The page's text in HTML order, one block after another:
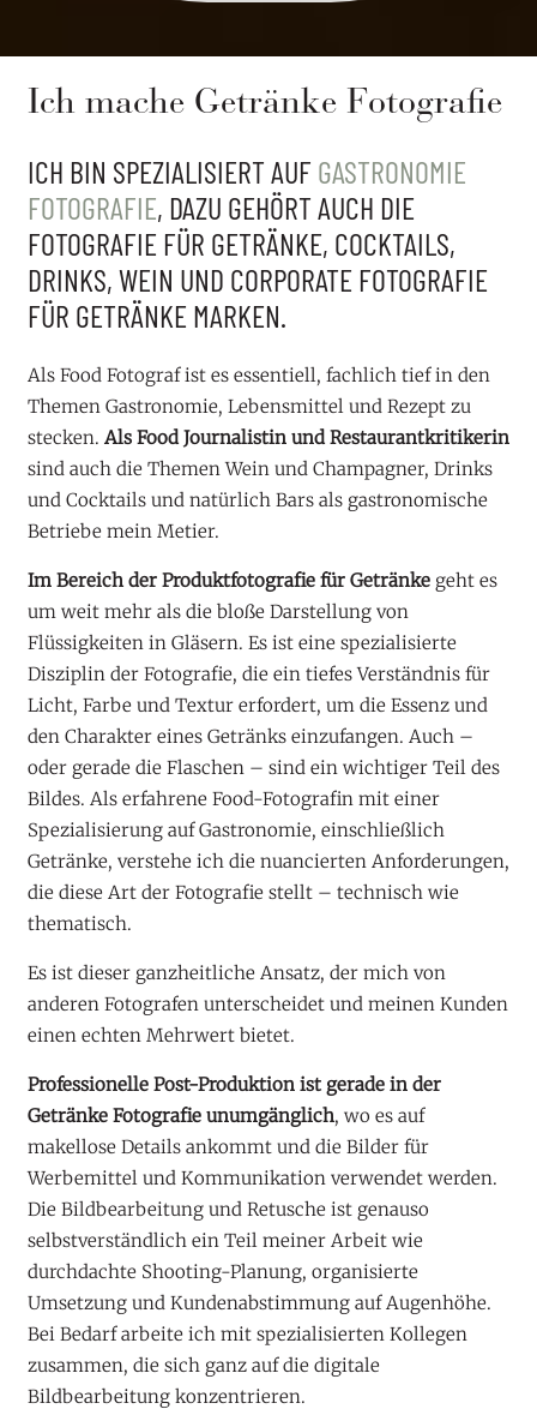
Ich mache Getränke Fotografie
ICH BIN SPEZIALISIERT AUF GASTRONOMIE
FOTOGRAFIE, DAZU GEHÖRT AUCH DIE
FOTOGRAFIE FÜR GETRÄNKE, COCKTAILS,
DRINKS, WEIN UND CORPORATE FOTOGRAFIE
FÜR GETRÄNKE MARKEN.
Als Food Fotograf ist es essentiell, fachlich tief in den
Themen Gastronomie, Lebensmittel und Rezept zu
stecken. Als Food Journalistin und Restaurantkritikerin
sind auch die Themen Wein und Champagner, Drinks
und Cocktails und natürlich Bars als gastronomische
Betriebe mein Metier.
Im Bereich der Produktfotografie für Getränkegeht es
um weit mehr als die bloße Darstellung von
Flüssigkeiten in Gläsern. Es ist eine spezialisierte
Disziplin der Fotografie, die ein tiefes Verständnis für
Licht, Farbe und Textur erfordert, um die Essenz und
den Charakter eines Getränks einzufangen. Auch –
oder gerade die Flaschen – sind ein wichtiger Teil des
Bildes. Als erfahrene Food-Fotografin mit einer
Spezialisierung auf Gastronomie, einschließlich
Getränke, verstehe ich die nuancierten Anforderungen,
die diese Art der Fotografie stellt – technisch wie
thematisch.
Es ist dieser ganzheitliche Ansatz, der mich von
anderen Fotografen unterscheidet und meinen Kunden
einen echten Mehrwert bietet.
Professionelle Post-Produktion ist gerade in der
Getränke Fotografie unumgänglich, wo es auf
makellose Details ankommt und die Bilder für
Werbemittel und Kommunikation verwendet werden.
Die Bildbearbeitung und Retusche ist genauso
selbstverständlich ein Teil meiner Arbeit wie
durchdachte Shooting-Planung, organisierte
Umsetzung und Kundenabstimmung auf Augenhöhe.
Bei Bedarf arbeite ich mit spezialisierten Kollegen
zusammen, die sich ganz auf die digitale
Bildbearbeitung konzentrieren.